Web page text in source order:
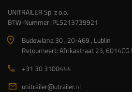
UNITRAILER Sp. z o.o.
BTW-Nummer: PL5213739921
Budowlana 30 , 20-469 , Lublin
Retourneert: Afrikastraat 23,
+31 30 3100444
unitrailer@utrailer.nl